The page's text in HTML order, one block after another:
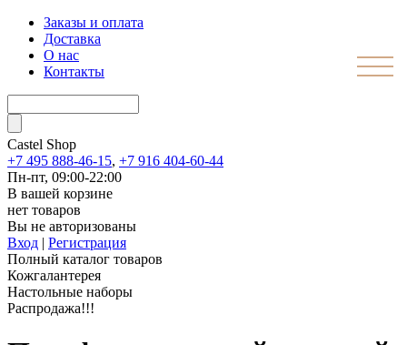
Заказы и оплата
Доставка
О нас
Контакты
Castel Shop
+7 495 888-46-15, +7 916 404-60-44
Пн-пт, 09:00-22:00
В вашей корзине
нет товаров
Вы не авторизованы
Вход | Регистрация
Полный каталог товаров
Кожгалантерея
Настольные наборы
Распродажа!!!